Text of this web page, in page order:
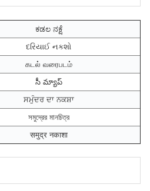
ಕಡಲ ನಕ್ಷೆ
દરિયાઈ નકશો
கடல் வரைபடம்
సీ మ్యాప్
ਸਮੁੰਦਰ ਦਾ ਨਕਸ਼ਾ
সমুদ্রের মানচিত্র
समुद्र नकाशा